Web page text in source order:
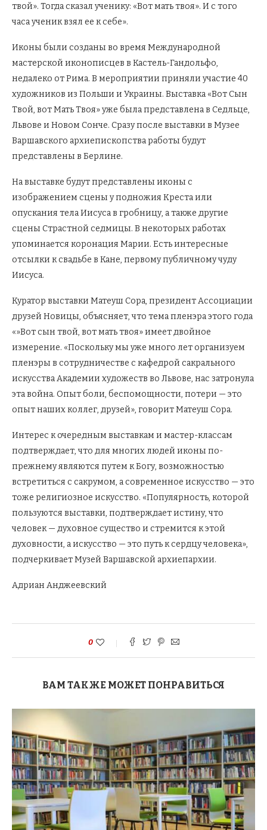
твой». Тогда сказал ученику: «Вот мать твоя». И с того
часа ученик взял ее к себе».
Иконы были созданы во время Международной
мастерской иконописцев в Кастель-Гандольфо,
недалеко от Рима. В мероприятии приняли участие 40
художников из Польши и Украины. Выставка «Вот Сын
Твой, вот Мать Твоя» уже была представлена в Седльце,
Львове и Новом Сонче. Сразу после выставки в Музее
Варшавского архиепископства работы будут
представлены в Берлине.
На выставке будут представлены иконы с
изображением сцены у подножия Креста или
опускания тела Иисуса в гробницу, а также другие
сцены Страстной седмицы. В некоторых работах
упоминается коронация Марии. Есть интересные
отсылки к свадьбе в Кане, первому публичному чуду
Иисуса.
Куратор выставки Матеуш Сора, президент Ассоциации
друзей Новицы, объясняет, что тема пленэра этого года
«»Вот сын твой, вот мать твоя» имеет двойное
измерение. «Поскольку мы уже много лет организуем
пленэры в сотрудничестве с кафедрой сакрального
искусства Академии художеств во Львове, нас затронула
эта война. Опыт боли, беспомощности, потери — это
опыт наших коллег, друзей», говорит Матеуш Сора.
Интерес к очередным выставкам и мастер-классам
подтверждает, что для многих людей иконы по-
прежнему являются путем к Богу, возможностью
встретиться с сакрумом, а современное искусство — это
тоже религиозное искусство. «Популярность, которой
пользуются выставки, подтверждает истину, что
человек — духовное существо и стремится к этой
духовности, а искусство — это путь к сердцу человека»,
подчеркивает Музей Варшавской архиепархии.
Адриан Анджеевский
0
ВАМ ТАКЖЕ МОЖЕТ ПОНРАВИТЬСЯ